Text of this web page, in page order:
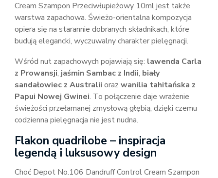
Cream Szampon Przeciwłupieżowy 10ml jest także
warstwa zapachowa. Świeżo-orientalna kompozycja
opiera się na starannie dobranych składnikach, które
budują elegancki, wyczuwalny charakter pielęgnacji.
Wśród nut zapachowych pojawiają się: lawenda Carla
z Prowansji, jaśmin Sambac z Indii, biały
sandałowiec z Australii oraz wanilia tahitańska z
Papui Nowej Gwinei. To połączenie daje wrażenie
świeżości przełamanej zmysłową głębią, dzięki czemu
codzienna pielęgnacja nie jest nudna.
Flakon quadrilobe – inspiracja
legendą i luksusowy design
Choć Depot No.106 Dandruff Control Cream Szampon